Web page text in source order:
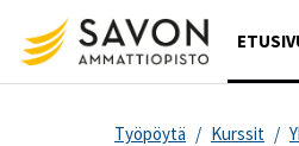
Työpöytä Kurssit